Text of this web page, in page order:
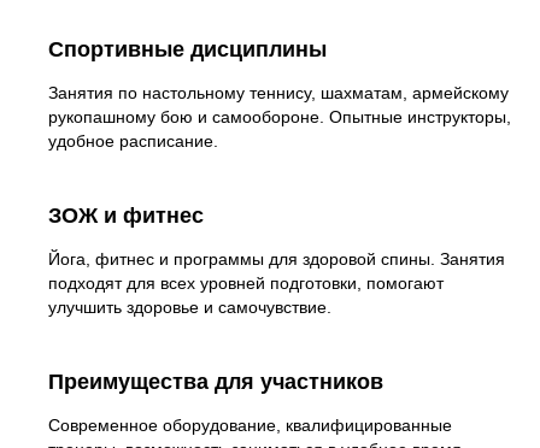
Спортивные дисциплины
Занятия по настольному теннису, шахматам, армейскому
рукопашному бою и самообороне. Опытные инструкторы,
удобное расписание.
ЗОЖ и фитнес
Йога, фитнес и программы для здоровой спины. Занятия
подходят для всех уровней подготовки, помогают
улучшить здоровье и самочувствие.
Преимущества для участников
Современное оборудование, квалифицированные